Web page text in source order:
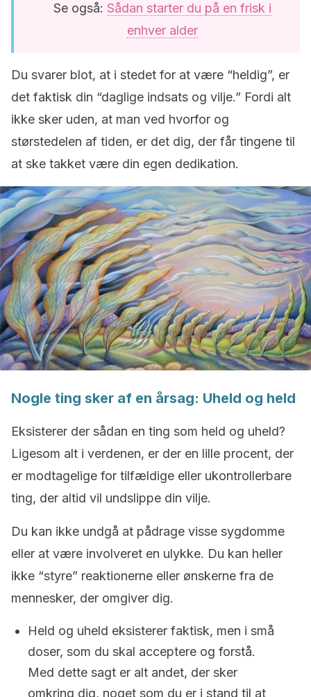
Se også: Sådan starter du på en frisk i
enhver alder
Du svarer blot, at i stedet for at være “heldig”, er
det faktisk din “daglige indsats og vilje.” Fordi alt
ikke sker uden, at man ved hvorfor og
størstedelen af tiden, er det dig, der får tingene til
at ske takket være din egen dedikation.
Nogle ting sker af en årsag: Uheld og held
Eksisterer der sådan en ting som held og uheld?
Ligesom alt i verdenen, er der en lille procent, der
er modtagelige for tilfældige eller ukontrollerbare
ting, der altid vil undslippe din vilje.
Du kan ikke undgå at pådrage visse sygdomme
eller at være involveret en ulykke. Du kan heller
ikke “styre” reaktionerne eller ønskerne fra de
mennesker, der omgiver dig.
Held og uheld eksisterer faktisk, men i små
doser, som du skal acceptere og forstå.
Med dette sagt er alt andet, der sker
omkring dig, noget som du er i stand til at